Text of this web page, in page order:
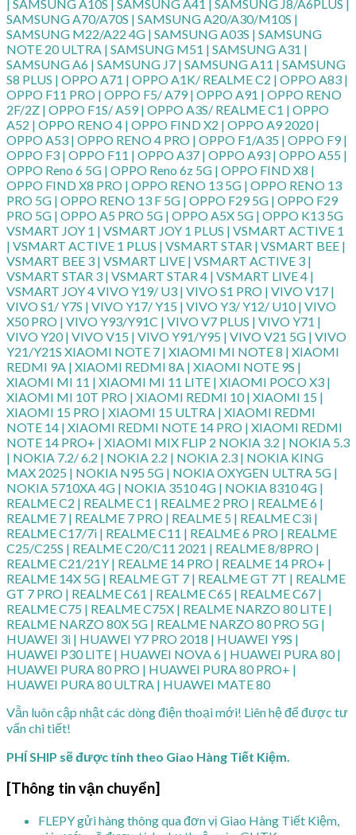
| SAMSUNG A10S | SAMSUNG A41 | SAMSUNG J8/A6PLUS |
SAMSUNG A70/A70S | SAMSUNG A20/A30/M10S |
SAMSUNG M22/A22 4G | SAMSUNG A03S | SAMSUNG
NOTE 20 ULTRA | SAMSUNG M51 | SAMSUNG A31 |
SAMSUNG A6 | SAMSUNG J7 | SAMSUNG A11 | SAMSUNG
S8 PLUS | OPPO A71 | OPPO A1K/ REALME C2 | OPPO A83 |
OPPO F11 PRO | OPPO F5/ A79 | OPPO A91 | OPPO RENO
2F/2Z | OPPO F1S/ A59 | OPPO A3S/ REALME C1 | OPPO
A52 | OPPO RENO 4 | OPPO FIND X2 | OPPO A9 2020 |
OPPO A53 | OPPO RENO 4 PRO | OPPO F1/A35 | OPPO F9 |
OPPO F3 | OPPO F11 | OPPO A37 | OPPO A93 | OPPO A55 |
OPPO Reno 6 5G | OPPO Reno 6z 5G | OPPO FIND X8 |
OPPO FIND X8 PRO | OPPO RENO 13 5G | OPPO RENO 13
PRO 5G | OPPO RENO 13 F 5G | OPPO F29 5G | OPPO F29
PRO 5G | OPPO A5 PRO 5G | OPPO A5X 5G | OPPO K13 5G
VSMART JOY 1 | VSMART JOY 1 PLUS | VSMART ACTIVE 1
| VSMART ACTIVE 1 PLUS | VSMART STAR | VSMART BEE |
VSMART BEE 3 | VSMART LIVE | VSMART ACTIVE 3 |
VSMART STAR 3 | VSMART STAR 4 | VSMART LIVE 4 |
VSMART JOY 4 VIVO Y19/ U3 | VIVO S1 PRO | VIVO V17 |
VIVO S1/ Y7S | VIVO Y17/ Y15 | VIVO Y3/ Y12/ U10 | VIVO
X50 PRO | VIVO Y93/Y91C | VIVO V7 PLUS | VIVO Y71 |
VIVO Y20 | VIVO V15 | VIVO Y91/Y95 | VIVO V21 5G | VIVO
Y21/Y21S XIAOMI NOTE 7 | XIAOMI MI NOTE 8 | XIAOMI
REDMI 9A | XIAOMI REDMI 8A | XIAOMI NOTE 9S |
XIAOMI MI 11 | XIAOMI MI 11 LITE | XIAOMI POCO X3 |
XIAOMI MI 10T PRO | XIAOMI REDMI 10 | XIAOMI 15 |
XIAOMI 15 PRO | XIAOMI 15 ULTRA | XIAOMI REDMI
NOTE 14 | XIAOMI REDMI NOTE 14 PRO | XIAOMI REDMI
NOTE 14 PRO+ | XIAOMI MIX FLIP 2 NOKIA 3.2 | NOKIA 5.3
| NOKIA 7.2/ 6.2 | NOKIA 2.2 | NOKIA 2.3 | NOKIA KING
MAX 2025 | NOKIA N95 5G | NOKIA OXYGEN ULTRA 5G |
NOKIA 5710XA 4G | NOKIA 3510 4G | NOKIA 8310 4G |
REALME C2 | REALME C1 | REALME 2 PRO | REALME 6 |
REALME 7 | REALME 7 PRO | REALME 5 | REALME C3i |
REALME C17/7i | REALME C11 | REALME 6 PRO | REALME
C25/C25S | REALME C20/C11 2021 | REALME 8/8PRO |
REALME C21/21Y | REALME 14 PRO | REALME 14 PRO+ |
REALME 14X 5G | REALME GT 7 | REALME GT 7T | REALME
GT 7 PRO | REALME C61 | REALME C65 | REALME C67 |
REALME C75 | REALME C75X | REALME NARZO 80 LITE |
REALME NARZO 80X 5G | REALME NARZO 80 PRO 5G |
HUAWEI 3i | HUAWEI Y7 PRO 2018 | HUAWEI Y9S |
HUAWEI P30 LITE | HUAWEI NOVA 6 | HUAWEI PURA 80 |
HUAWEI PURA 80 PRO | HUAWEI PURA 80 PRO+ |
HUAWEI PURA 80 ULTRA | HUAWEI MATE 80
Vẫn luôn cập nhật các dòng điện thoại mới! Liên hệ để được tư
vấn chi tiết!
PHÍ SHIP sẽ được tính theo Giao Hàng Tiết Kiệm.
[Thông tin vận chuyển]
FLEPY gửi hàng thông qua đơn vị Giao Hàng Tiết Kiệm,